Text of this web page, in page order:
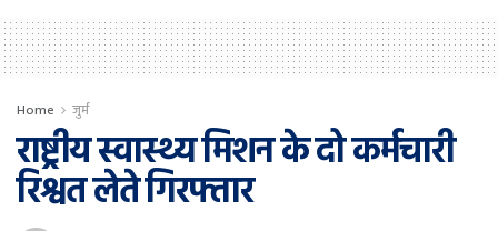
Home जुर्म
राष्ट्रीय स्वास्थ्य मिशन के दो कर्मचारी
रिश्वत लेते गिरफ्तार